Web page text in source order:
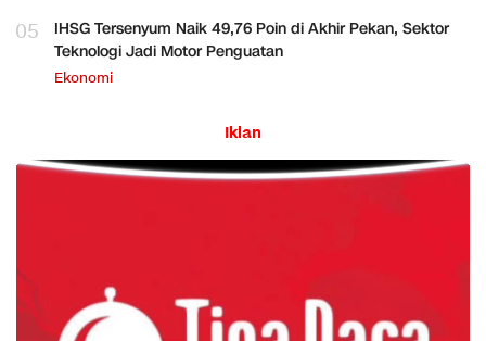
05
IHSG Tersenyum Naik 49,76 Poin di Akhir Pekan, Sektor
Teknologi Jadi Motor Penguatan
Ekonomi
Iklan